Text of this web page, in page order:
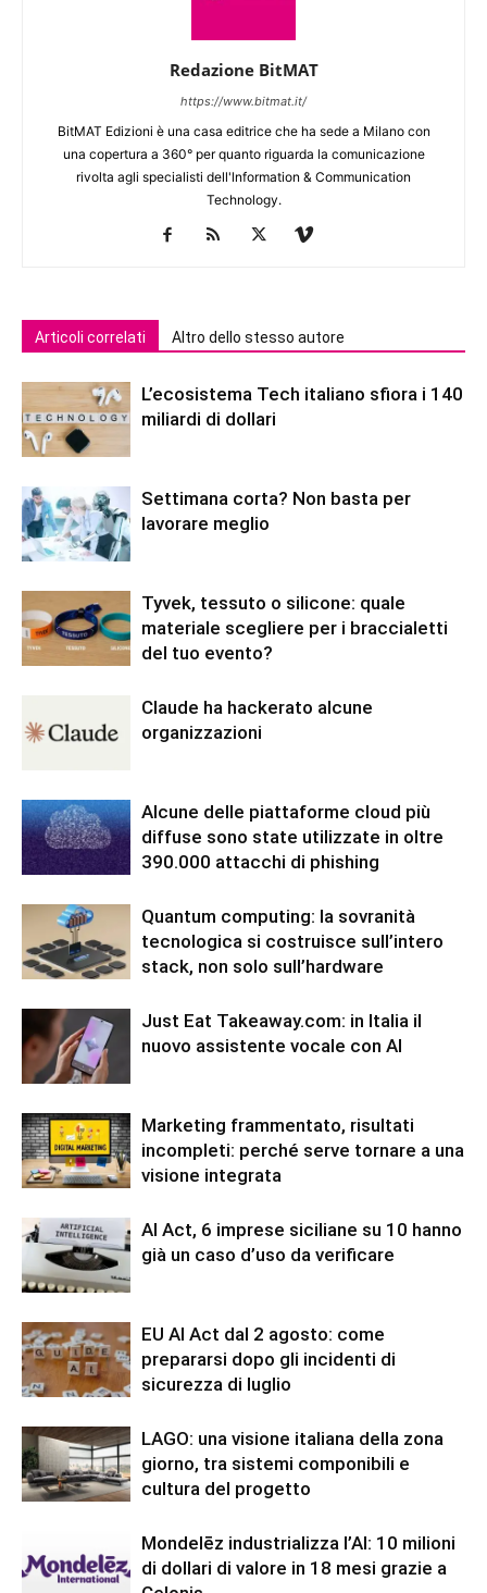
Redazione BitMAT
https://www.bitmat.it/
BitMAT Edizioni è una casa editrice che ha sede a Milano con
una copertura a 360° per quanto riguarda la comunicazione
rivolta agli specialisti dell'lnformation & Communication
Technology.
Articoli correlati Altro dello stesso autore
L’ecosistema Tech italiano sfiora i 140
miliardi di dollari
Settimana corta? Non basta per
lavorare meglio
Tyvek, tessuto o silicone: quale
materiale scegliere per i braccialetti
del tuo evento?
Claude ha hackerato alcune
organizzazioni
Alcune delle piattaforme cloud più
diffuse sono state utilizzate in oltre
390.000 attacchi di phishing
Quantum computing: la sovranità
tecnologica si costruisce sull’intero
stack, non solo sull’hardware
Just Eat Takeaway.com: in Italia il
nuovo assistente vocale con AI
Marketing frammentato, risultati
incompleti: perché serve tornare a una
visione integrata
AI Act, 6 imprese siciliane su 10 hanno
già un caso d’uso da verificare
EU AI Act dal 2 agosto: come
prepararsi dopo gli incidenti di
sicurezza di luglio
LAGO: una visione italiana della zona
giorno, tra sistemi componibili e
cultura del progetto
Mondelēz industrializza l’AI: 10 milioni
di dollari di valore in 18 mesi grazie a